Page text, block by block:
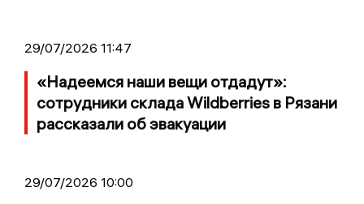
29/07/2026 11:47
«Надеемся наши вещи отдадут»:
сотрудники склада Wildberries в Рязани
рассказали об эвакуации
29/07/2026 10:00